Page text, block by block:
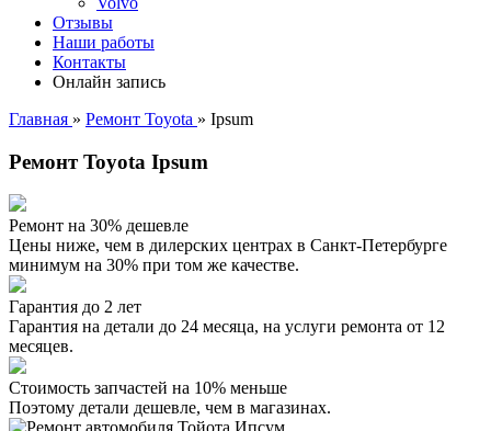
Отзывы
Наши работы
Контакты
Онлайн запись
Главная » Ремонт Toyota » Ipsum
Ремонт Toyota Ipsum
Ремонт на 30% дешевле
Цены ниже, чем в дилерских центрах в Санкт-Петербурге
минимум на 30% при том же качестве.
Гарантия до 2 лет
Гарантия на детали до 24 месяца, на услуги ремонта от 12
месяцев.
Стоимость запчастей на 10% меньше
Поэтому детали дешевле, чем в магазинах.